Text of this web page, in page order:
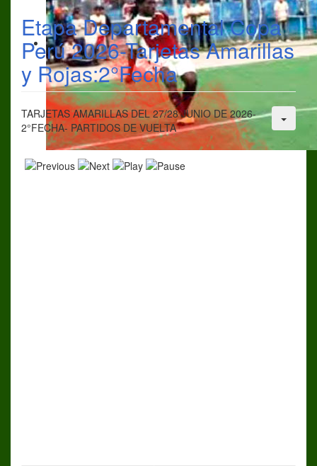
Etapa Departamental Copa
Perú 2026-Tarjetas Amarillas
y Rojas:2°Fecha
TARJETAS AMARILLAS DEL 27/28 JUNIO DE 2026-
2°FECHA- PARTIDOS DE VUELTA